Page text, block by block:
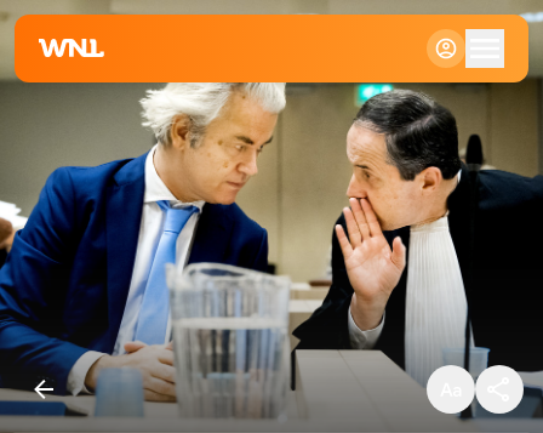
Klein
Standaard
Groot